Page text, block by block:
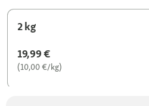
2 kg
19,99 €
(10,00 €/kg)